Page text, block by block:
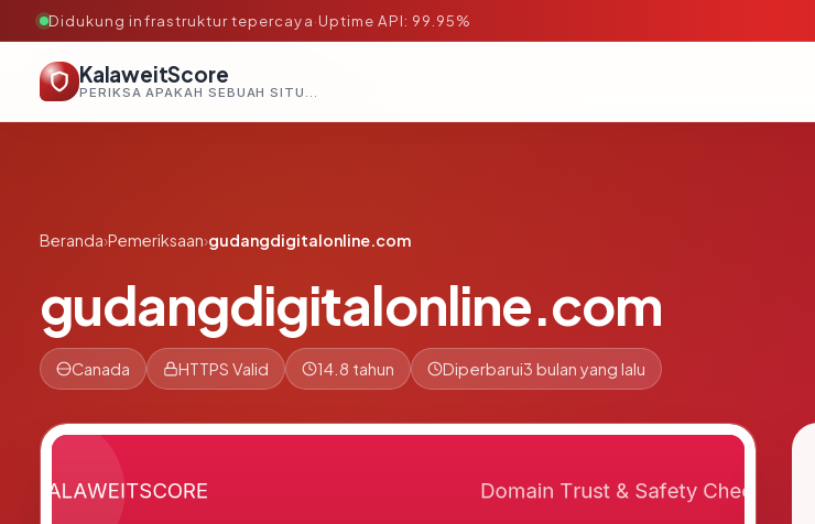
Didukung infrastruktur tepercaya·Uptime API: 99.95%
KalaweitScore
PERIKSA APAKAH SEBUAH SITUS AMAN, TEPERCAYA, DAN TERVERIFIKASI DALAM HITUNGAN DETIK.
Beranda›Pemeriksaan›gudangdigitalonline.com
gudangdigitalonline.com
Canada HTTPS Valid 14.8 tahun Diperbarui3 bulan yang lalu